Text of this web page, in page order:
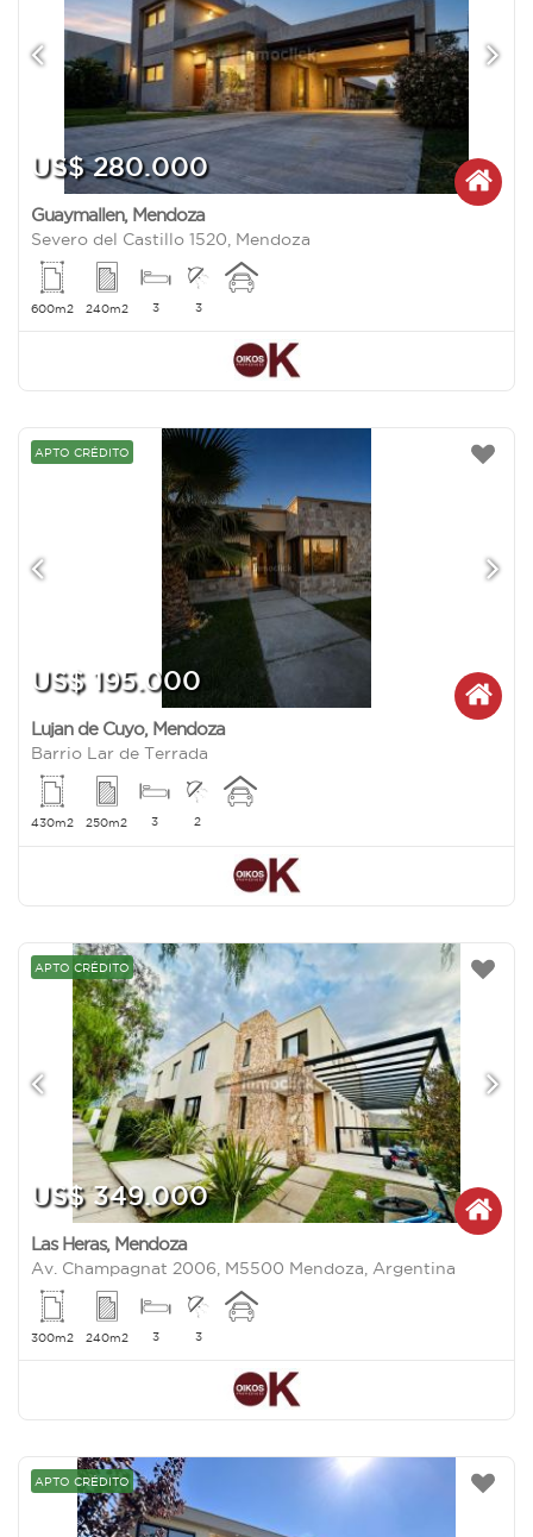
US$ 280.000
Guaymallen, Mendoza
Severo del Castillo 1520, Mendoza
600m2 240m2 3 3
APTO CRÉDITO
US$ 195.000
Lujan de Cuyo, Mendoza
Barrio Lar de Terrada
430m2 250m2 3 2
APTO CRÉDITO
US$ 349.000
Las Heras, Mendoza
Av. Champagnat 2006, M5500 Mendoza, Argentina
300m2 240m2 3 3
APTO CRÉDITO